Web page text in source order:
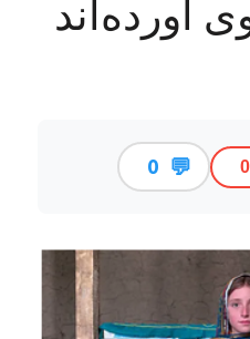
آورده‌اند
0
💬
0